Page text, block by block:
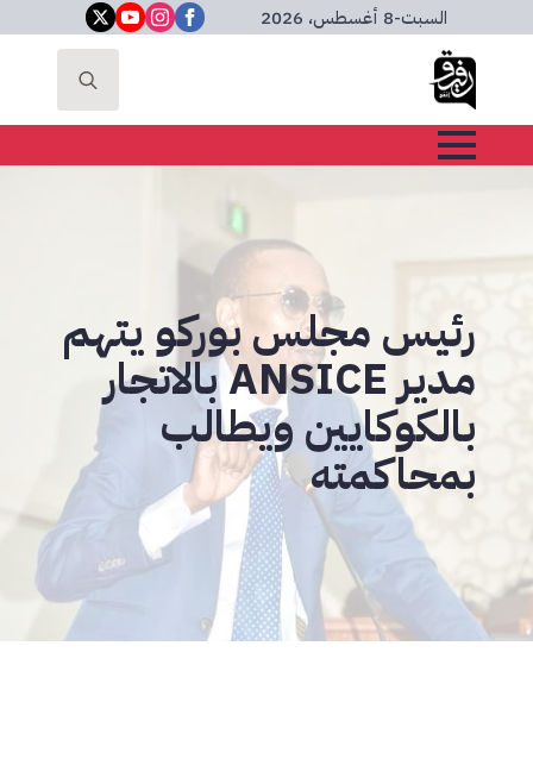
السبت-8 أغسطس، 2026
Search
رئيس مجلس بوركو يتهم
مدير ANSICE بالاتجار
بالكوكايين ويطالب
بمحاكمته